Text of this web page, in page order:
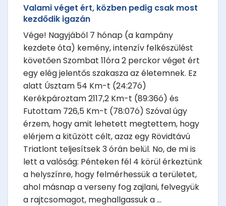
Valami véget ért, közben pedig csak most
kezdődik igazán
Vége! Nagyjából 7 hónap (a kampány
kezdete óta) kemény, intenzív felkészülést
követően Szombat 11óra 2 perckor véget ért
egy elég jelentős szakasza az életemnek. Ez
alatt Úsztam 54 Km-t (24:27ó)
Kerékpároztam 2117,2 Km-t (89:36ó) és
Futottam 726,5 Km-t (78:07ó) Szóval úgy
érzem, hogy amit lehetett megtettem, hogy
elérjem a kitűzött célt, azaz egy Rövidtávú
Triatlont teljesítsek 3 órán belül. No, de mi is
lett a valóság: Pénteken fél 4 körül érkeztünk
a helyszínre, hogy felmérhessük a területet,
ahol másnap a verseny fog zajlani, felvegyük
a rajtcsomagot, meghallgassuk a ...